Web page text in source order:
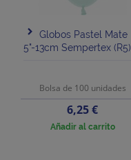
Globos Pastel Mate
5"-13cm Sempertex (R5)
Bolsa de 100 unidades
Precio
6,25 €
Añadir al carrito